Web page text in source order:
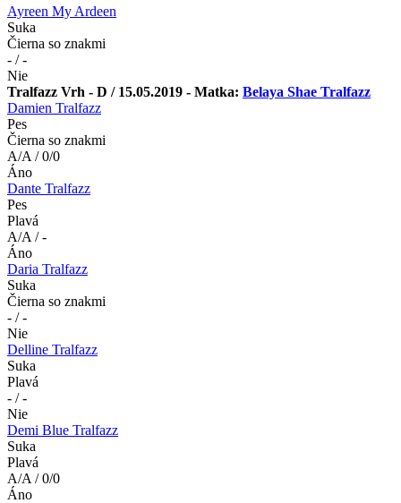
Ayreen My Ardeen
Suka
Čierna so znakmi
- / -
Nie
Tralfazz Vrh - D / 15.05.2019 - Matka: Belaya Shae Tralfazz
Damien Tralfazz
Pes
Čierna so znakmi
A/A / 0/0
Áno
Dante Tralfazz
Pes
Plavá
A/A / -
Áno
Daria Tralfazz
Suka
Čierna so znakmi
- / -
Nie
Delline Tralfazz
Suka
Plavá
- / -
Nie
Demi Blue Tralfazz
Suka
Plavá
A/A / 0/0
Áno